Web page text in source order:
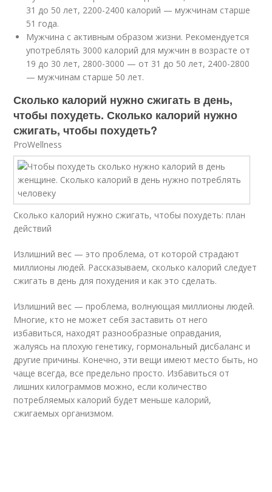
31 до 50 лет, 2200-2400 калорий — мужчинам старше
51 года.
Мужчина с активным образом жизни. Рекомендуется
употреблять 3000 калорий для мужчин в возрасте от
19 до 30 лет, 2800-3000 — от 31 до 50 лет, 2400-2800
— мужчинам старше 50 лет.
Сколько калорий нужно сжигать в день,
чтобы похудеть. Сколько калорий нужно
сжигать, чтобы похудеть?
ProWellness
Сколько калорий нужно сжигать, чтобы похудеть: план
действий
Излишний вес — это проблема, от которой страдают
миллионы людей. Рассказываем, сколько калорий следует
сжигать в день для похудения и как это сделать.
Излишний вес — проблема, волнующая миллионы людей.
Многие, кто не может себя заставить от него
избавиться, находят разнообразные оправдания,
жалуясь на плохую генетику, гормональный дисбаланс и
другие причины. Конечно, эти вещи имеют место быть, но
чаще всегда, все предельно просто. Избавиться от
лишних килограммов можно, если количество
потребляемых калорий будет меньше калорий,
сжигаемых организмом.